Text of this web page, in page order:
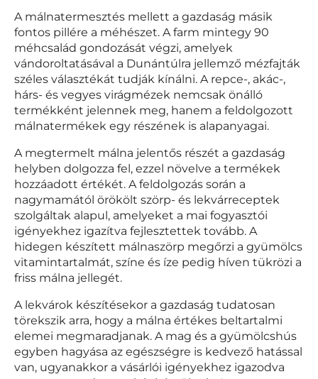
A málnatermesztés mellett a gazdaság másik
fontos pillére a méhészet. A farm mintegy 90
méhcsalád gondozását végzi, amelyek
vándoroltatásával a Dunántúlra jellemző mézfajták
széles választékát tudják kínálni. A repce-, akác-,
hárs- és vegyes virágmézek nemcsak önálló
termékként jelennek meg, hanem a feldolgozott
málnatermékek egy részének is alapanyagai.
A megtermelt málna jelentős részét a gazdaság
helyben dolgozza fel, ezzel növelve a termékek
hozzáadott értékét. A feldolgozás során a
nagymamától örökölt szörp- és lekvárreceptek
szolgáltak alapul, amelyeket a mai fogyasztói
igényekhez igazítva fejlesztettek tovább. A
hidegen készített málnaszörp megőrzi a gyümölcs
vitamintartalmát, színe és íze pedig híven tükrözi a
friss málna jellegét.
A lekvárok készítésekor a gazdaság tudatosan
törekszik arra, hogy a málna értékes beltartalmi
elemei megmaradjanak. A mag és a gyümölcshús
egyben hagyása az egészségre is kedvező hatással
van, ugyanakkor a vásárlói igényekhez igazodva